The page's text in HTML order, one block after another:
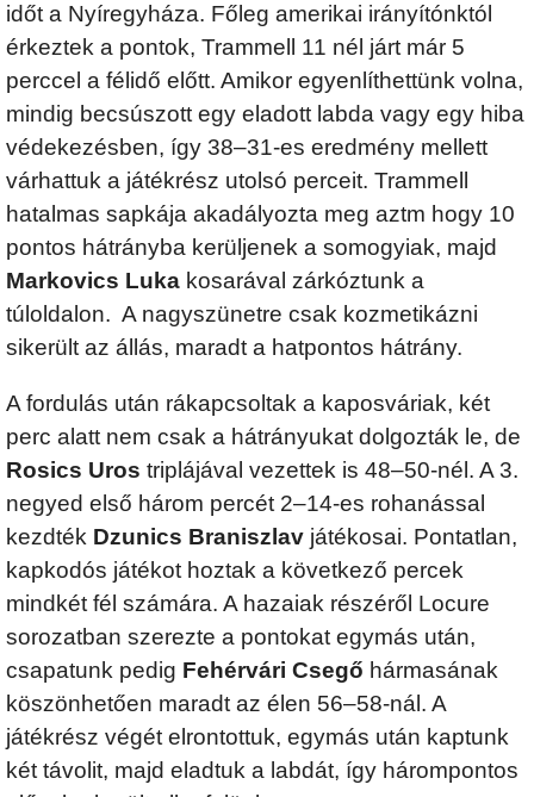
időt a Nyíregyháza. Főleg amerikai irányítónktól
érkeztek a pontok, Trammell 11 nél járt már 5
perccel a félidő előtt. Amikor egyenlíthettünk volna,
mindig becsúszott egy eladott labda vagy egy hiba
védekezésben, így 38–31-es eredmény mellett
várhattuk a játékrész utolsó perceit. Trammell
hatalmas sapkája akadályozta meg aztm hogy 10
pontos hátrányba kerüljenek a somogyiak, majd
Markovics Luka kosarával zárkóztunk a
túloldalon. A nagyszünetre csak kozmetikázni
sikerült az állás, maradt a hatpontos hátrány.
A fordulás után rákapcsoltak a kaposváriak, két
perc alatt nem csak a hátrányukat dolgozták le, de
Rosics Uros triplájával vezettek is 48–50-nél. A 3.
negyed első három percét 2–14-es rohanással
kezdték Dzunics Braniszlav játékosai. Pontatlan,
kapkodós játékot hoztak a következő percek
mindkét fél számára. A hazaiak részéről Locure
sorozatban szerezte a pontokat egymás után,
csapatunk pedig Fehérvári Csegő hármasának
köszönhetően maradt az élen 56–58-nál. A
játékrész végét elrontottuk, egymás után kaptunk
két távolit, majd eladtuk a labdát, így hárompontos